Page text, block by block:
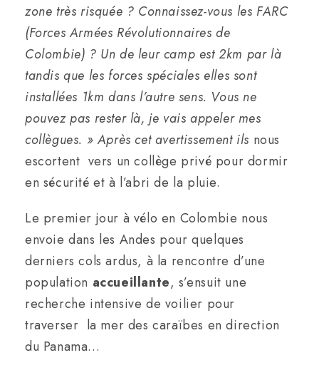
zone très risquée ? Connaissez-vous les FARC
(Forces Armées Révolutionnaires de
Colombie) ? Un de leur camp est 2km par là
tandis que les forces spéciales elles sont
installées 1km dans l’autre sens. Vous ne
pouvez pas rester là, je vais appeler mes
collègues. » Après cet avertissement ils nous
escortent vers un collège privé pour dormir
en sécurité et à l’abri de la pluie.
Le premier jour à vélo en Colombie nous
envoie dans les Andes pour quelques
derniers cols ardus, à la rencontre d’une
population accueillante, s’ensuit une
recherche intensive de voilier pour
traverser la mer des caraïbes en direction
du Panama…